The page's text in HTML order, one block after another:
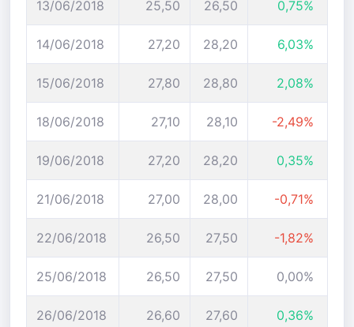
13/06/2018 25,50 26,50 0,75%
14/06/2018 27,20 28,20 6,03%
15/06/2018 27,80 28,80 2,08%
18/06/2018 27,10 28,10 -2,49%
19/06/2018 27,20 28,20 0,35%
21/06/2018 27,00 28,00 -0,71%
22/06/2018 26,50 27,50 -1,82%
25/06/2018 26,50 27,50 0,00%
26/06/2018 26,60 27,60 0,36%